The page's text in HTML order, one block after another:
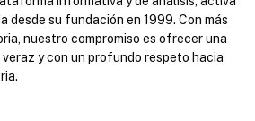
desde su fundación en 1999. Con más
nuestro compromiso es ofrecer una
y con un profundo respeto hacia